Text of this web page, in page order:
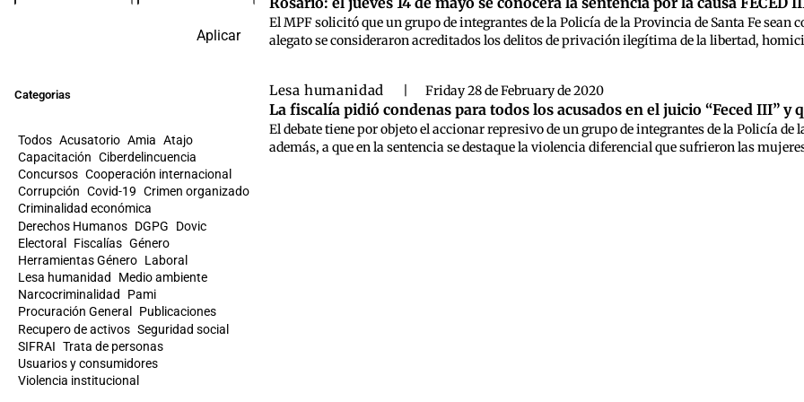
Aplicar
Categorias
Todos Acusatorio Amia Atajo
Capacitación Ciberdelincuencia
Concursos Cooperación internacional
Corrupción Covid-19 Crimen organizado
Criminalidad económica
Derechos Humanos DGPG
Dovic
Electoral
Fiscalías Género
Herramientas Género Laboral
Lesa humanidad
Medio ambiente
Narcocriminalidad
Pami
Procuración General
Publicaciones
Recupero de activos Seguridad social
SIFRAI Trata de personas
Usuarios y consumidores
Violencia institucional
El MPF solicitó que un grupo de integrantes de la Policía de la Provincia de Santa Fe sean
alegato se consideraron acreditados los delitos de privación ilegítima de la libertad,
Lesa humanidad Friday 28 de February de 2020
La fiscalía pidió condenas para todos los acusados en el juicio “Feced III”
El debate tiene por objeto el accionar represivo de un grupo de integrantes de la Policía
además, a que en la sentencia se destaque la violencia diferencial que sufrieron las